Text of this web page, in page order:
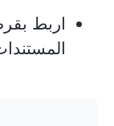
اربط